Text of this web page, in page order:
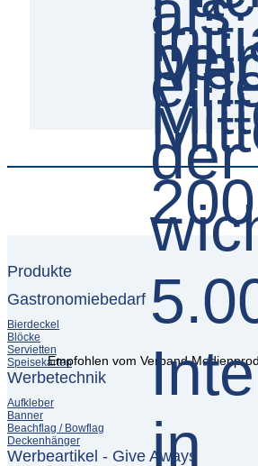
Empfohlen vom Verband
Produkte
Gastronomiebedarf
Bierdeckel
Blöcke
Servietten
Speisekarten
Werbetechnik
Aufkleber
Banner
Beachflag / Bowflag
Deckenhänger
Werbeartikel - Give Aways